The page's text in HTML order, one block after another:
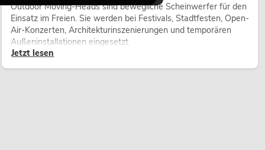
Outdoor Moving-Heads sind bewegliche Scheinwerfer für den
Einsatz im Freien. Sie werden bei Festivals, Stadtfesten, Open-
Air-Konzerten, Architekturinszenierungen und temporären
Außeninstallationen eingesetzt.
Jetzt lesen